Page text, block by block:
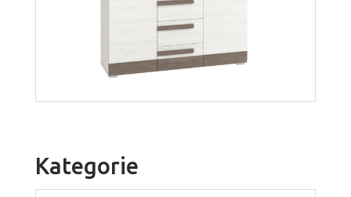
Więcej
Kategorie